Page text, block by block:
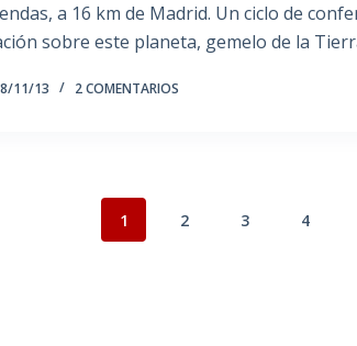
a 16 km de Madrid. Un ciclo de
sobre este planeta, gemelo de la
11/13 2 COMENTARIOS
1 2 3 4